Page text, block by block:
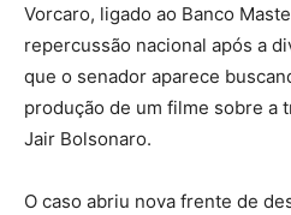
Vorcaro, ligado ao Banco
repercussão nacional após a
que o senador aparece
produção de um filme sobre a
Jair Bolsonaro.
O caso abriu nova frente de